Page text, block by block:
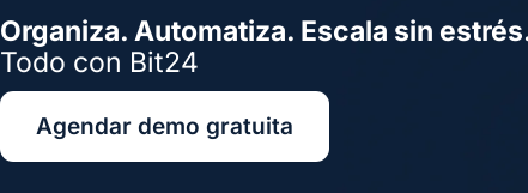
Organiza. Automatiza. Escala sin
Todo con Bit24
Agendar demo gratuita